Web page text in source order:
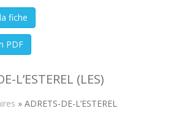
L’ESTEREL (LES)
» ADRETS-DE-L’ESTEREL